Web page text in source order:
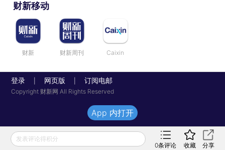
财新移动
财新 财新周刊 Caixin
登录 网页版 订阅电邮
Copyright 财新网 All Rights Reserved
发表评论得积分
0条评论 收藏 分享
App 内打开